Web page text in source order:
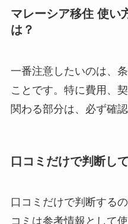
マレーシア移住 使い
は？
一番注意したいのは、
ことです。特に費用、
関わる部分は、必ず確
口コミだけで判断し
口コミだけで判断する
コミは参考情報として